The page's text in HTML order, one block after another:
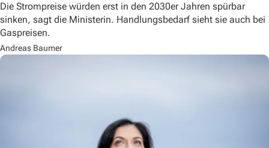
Die Strompreise würden erst in den 2030er Jahren spürbar
sinken, sagt die Ministerin. Handlungsbedarf sieht sie auch bei
Gaspreisen.
Andreas Baumer